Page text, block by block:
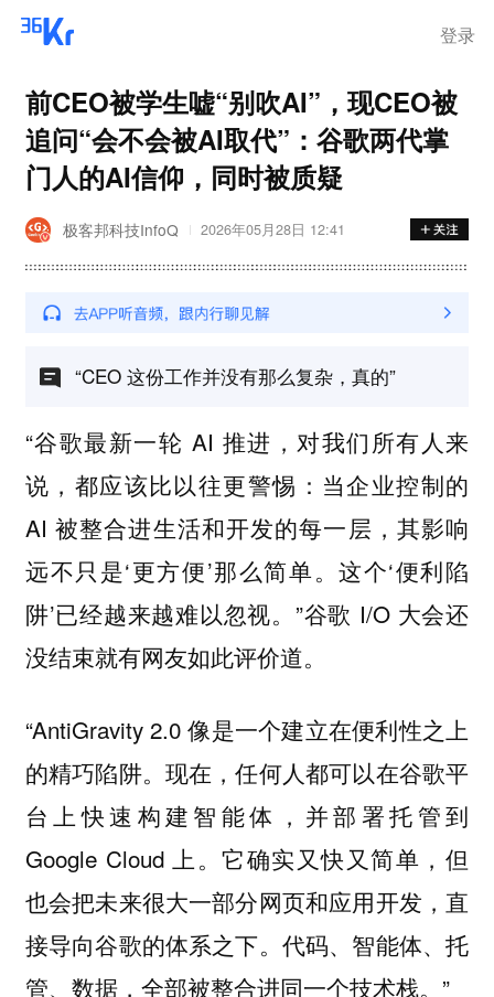
登录
前CEO被学生嘘“别吹AI”，现CEO被
追问“会不会被AI取代”：谷歌两代掌
门人的AI信仰，同时被质疑
极客邦科技InfoQ 2026年05月28日 12:41
“CEO 这份工作并没有那么复杂，真的”
“谷歌最新一轮 AI 推进，对我们所有人来
说，都应该比以往更警惕：当企业控制的
AI 被整合进生活和开发的每一层，其影响
远不只是‘更方便’那么简单。这个‘便利陷
阱’已经越来越难以忽视。”谷歌 I/O 大会还
没结束就有网友如此评价道。
“AntiGravity 2.0 像是一个建立在便利性之上
的精巧陷阱。现在，任何人都可以在谷歌平
台上快速构建智能体，并部署托管到
Google Cloud 上。它确实又快又简单，但
也会把未来很大一部分网页和应用开发，直
接导向谷歌的体系之下。代码、智能体、托
管、数据，全部被整合进同一个技术栈。”